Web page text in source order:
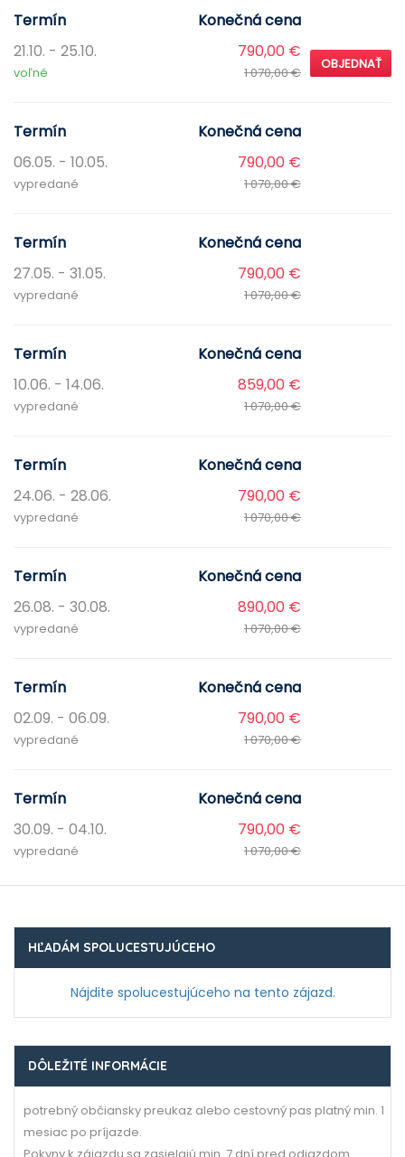
Termín
Konečná cena
21.10. - 25.10.
790,00 €
1 070,00 €
voľné
OBJEDNAŤ
Termín
Konečná cena
06.05. - 10.05.
790,00 €
1 070,00 €
vypredané
Termín
Konečná cena
27.05. - 31.05.
790,00 €
1 070,00 €
vypredané
Termín
Konečná cena
10.06. - 14.06.
859,00 €
1 070,00 €
vypredané
Termín
Konečná cena
24.06. - 28.06.
790,00 €
1 070,00 €
vypredané
Termín
Konečná cena
26.08. - 30.08.
890,00 €
1 070,00 €
vypredané
Termín
Konečná cena
02.09. - 06.09.
790,00 €
1 070,00 €
vypredané
Termín
Konečná cena
30.09. - 04.10.
790,00 €
1 070,00 €
vypredané
HĽADÁM SPOLUCESTUJÚCEHO
Nájdite spolucestujúceho na tento zájazd.
DÔLEŽITÉ INFORMÁCIE
potrebný občiansky preukaz alebo cestovný pas platný min. 1
mesiac po príjazde.